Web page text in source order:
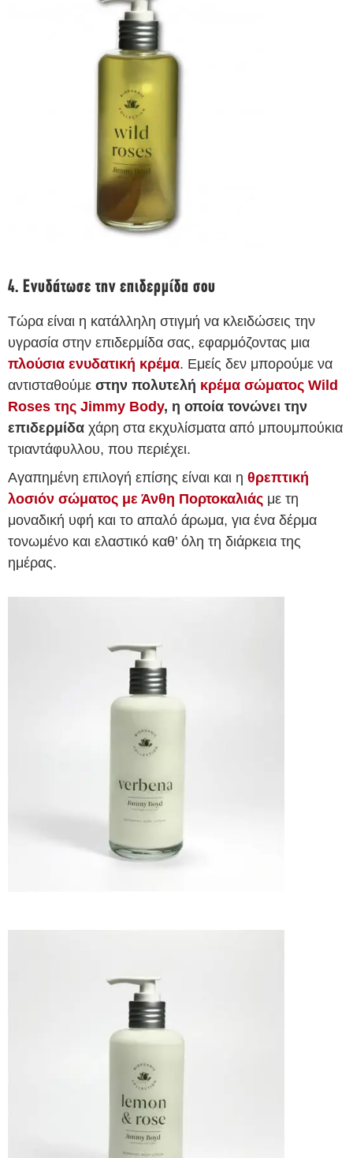
4. Ενυδάτωσε την επιδερμίδα σου
Τώρα είναι η κατάλληλη στιγμή να κλειδώσεις την
υγρασία στην επιδερμίδα σας, εφαρμόζοντας μια
πλούσια ενυδατική κρέμα. Εμείς δεν μπορούμε να
αντισταθούμε στην πολυτελή κρέμα σώματος Wild
Roses της Jimmy Body, η οποία τονώνει την
επιδερμίδα χάρη στα εκχυλίσματα από μπουμπούκια
τριαντάφυλλου, που περιέχει.
Αγαπημένη επιλογή επίσης είναι και η θρεπτική
λοσιόν σώματος με Άνθη Πορτοκαλιάς με τη
μοναδική υφή και το απαλό άρωμα, για ένα δέρμα
τονωμένο και ελαστικό καθ’ όλη τη διάρκεια της
ημέρας.